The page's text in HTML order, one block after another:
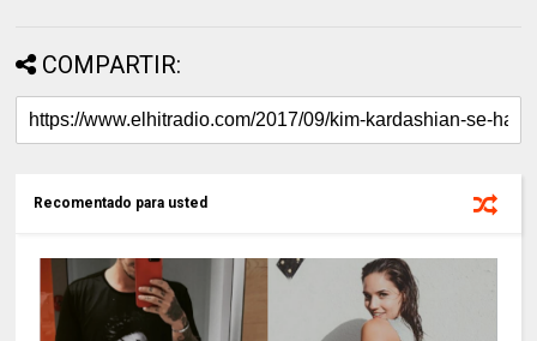
COMPARTIR:
Recomentado para usted